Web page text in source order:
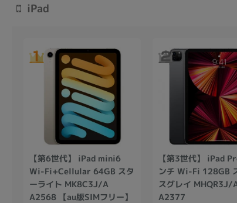
iPad
【第6世代】 iPad mini6
Wi-Fi+Cellular 64GB スタ
ーライト MK8C3J/A
A2568 【au版SIMフリー】
【第3世代】 iPad
ンチ Wi-Fi 128GB
スグレイ MHQR3J/
A2377